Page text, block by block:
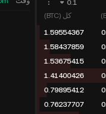
0.1
کل (BTC)
1.59554367
1.58437859
1.53675415
1.41400426
0.79895412
0.76237707